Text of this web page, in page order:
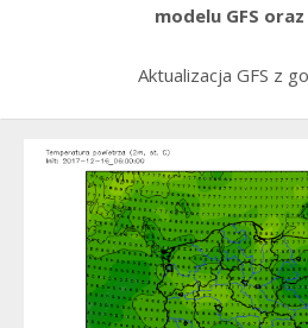
modelu GFS oraz
Aktualizacja GFS z